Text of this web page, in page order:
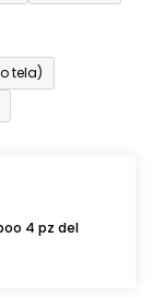
tela)
4 pz del